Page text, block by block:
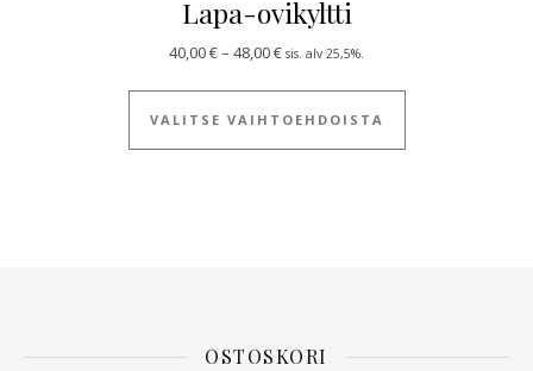
Lapa-ovikyltti
40,00€– 48,00€Hintaluokka: 40,00 € - 48,00 €
sis. alv 25,5%.
VALITSE VAIHTOEHDOISTA
Tällä tuotteella
OSTOSKORI